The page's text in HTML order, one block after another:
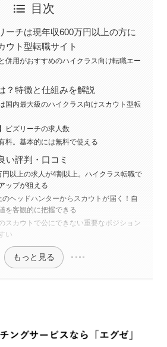
目次
ーチは現年収600万円以上の方に
ウト型転職サイト
併用がおすすめのハイクラス向け転職エー
？特徴と仕組みを解説
国内最大級のハイクラス向けスカウト型転
ビズリーチの求人数
料。基本的には無料で使える
い評判・口コミ
以上の求人が4割以上。ハイクラス転職で
ップが狙える
ヘッドハンターからスカウトが届く！自
を客観的に把握できる
スカウトで公にできない重要なポジション
い
もっと見る